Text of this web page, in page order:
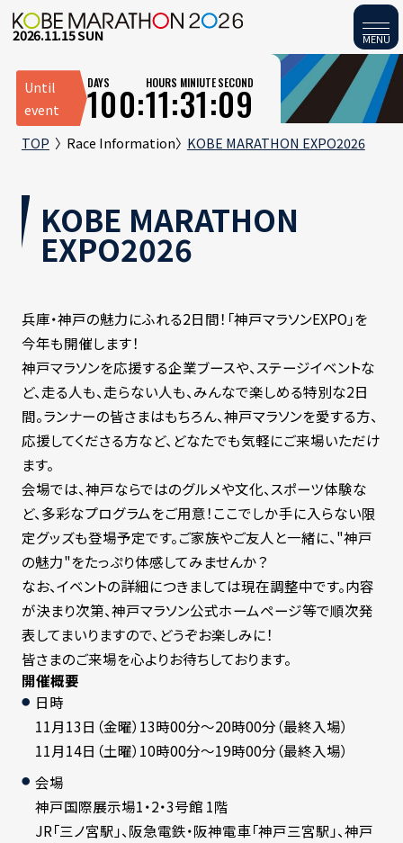
2026.11.15 SUN
Until
event
100:
DAYS 11:
HOURS 31:
MINIUTE09
SECOND
TOP Race Information KOBE MARATHON EXPO2026
KOBE MARATHON
EXPO2026
兵庫・神戸の魅力にふれる2日間！「神戸マラソンEXPO」を
今年も開催します！
神戸マラソンを応援する企業ブースや、ステージイベントな
ど、走る人も、走らない人も、みんなで楽しめる特別な2日
間。ランナーの皆さまはもちろん、神戸マラソンを愛する方、
応援してくださる方など、どなたでも気軽にご来場いただけ
ます。
会場では、神戸ならではのグルメや文化、スポーツ体験な
ど、多彩なプログラムをご用意！ここでしか手に入らない限
定グッズも登場予定です。ご家族やご友人と一緒に、"神戸
の魅力"をたっぷり体感してみませんか？
なお、イベントの詳細につきましては現在調整中です。内容
が決まり次第、神戸マラソン公式ホームページ等で順次発
表してまいりますので、どうぞお楽しみに！
皆さまのご来場を心よりお待ちしております。
開催概要
日時
11月13日（金曜）13時00分～20時00分（最終入場）
11月14日（土曜）10時00分～19時00分（最終入場）
会場
神戸国際展示場1・2・3号館 1階
JR「三ノ宮駅」、阪急電鉄・阪神電車「神戸三宮駅」、神戸
MENU